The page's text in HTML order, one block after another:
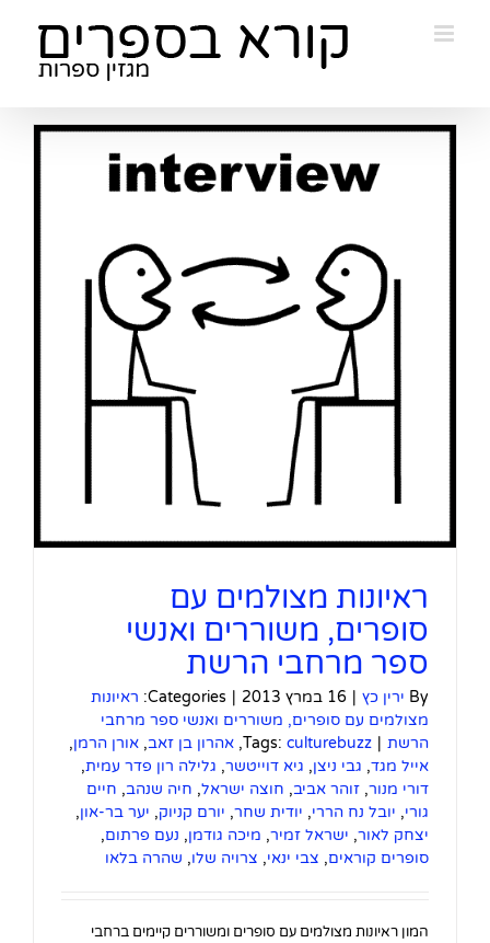
ראיונות מצולמים עם
סופרים, משוררים ואנשי
ספר מרחבי הרשת
By ירין כץ | 16 במרץ 2013 |
Categories: ראיונות
מצולמים עם סופרים, משוררים ואנשי ספר מרחבי
הרשת |
Tags: culturebuzz
, אהרון בן זאב, אורן הרמן,
אייל מגד, גבי ניצן, גיא דוייטשר, גלילה רון פדר עמית,
דורי מנור, זוהר אביב, חוצה ישראל, חיה שנהב, חיים
גורי, יובל נח הררי, יודית שחר, יורם קניוק, יער בר-און,
יצחק לאור, ישראל זמיר, מיכה גודמן, נעם פרתום,
סופרים קוראים, צבי ינאי, צרויה שלו, שהרה בלאו
המון ראיונות מצולמים עם סופרים ומשוררים קיימים ברחבי